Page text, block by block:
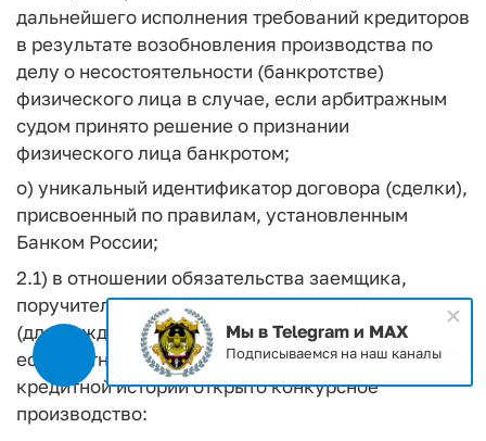
дальнейшего исполнения требований кредиторов
в результате возобновления производства по
делу о несостоятельности (банкротстве)
физического лица в случае, если арбитражным
судом принято решение о признании
физического лица банкротом;
о) уникальный идентификатор договора (сделки),
присвоенный по правилам, установленным
Банком России;
2.1) в отношении обязательства заемщика,
поручителя, принципала или лизингополучателя
(для каждой записи кредитной истории) в случае,
если в отношении источника формирования
кредитной истории открыто конкурсное
производство:
Мы в Telegram и MAX
Подписываемся на наш каналы